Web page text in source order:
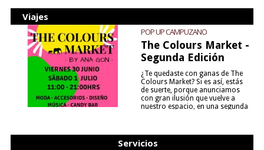
Viajes
POP UP CAMPUZANO
The Colours Market -
Segunda Edición
¿Te quedaste con ganas de The
Colours Market? Si es así, estás
de suerte, porque anunciamos
con gran ilusión que vuelve a
nuestro espacio, en una segunda
Servicios